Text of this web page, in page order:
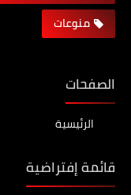
منوعات
الصفحات
الرئيسية
قائمة إفتراضية